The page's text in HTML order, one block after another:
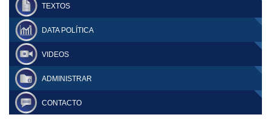
TEXTOS
DATA POLÍTICA
VIDEOS
ADMINISTRAR
CONTACTO